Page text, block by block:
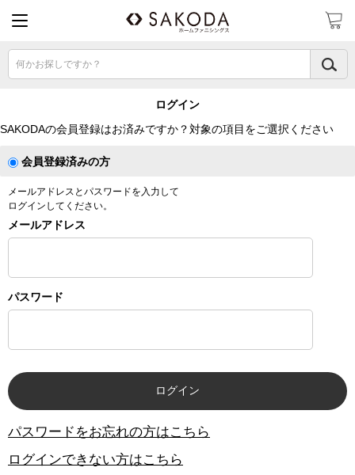
何かお探しですか？
ログイン
SAKODAの会員登録はお済みですか？対象の項目をご選択ください
会員登録済みの方
メールアドレスとパスワードを入力して
ログインしてください。
メールアドレス
パスワード
パスワードをお忘れの方はこちら
ログインできない方はこちら